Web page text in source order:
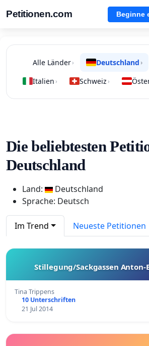
Petitionen.com Beginne
Alle Länder› Deutschland ›
Italien › Schweiz ›
Die beliebtesten
Deutschland
Land:
Deutschland
Sprache: Deutsch
Im Trend Neueste Petitionen
Stillegung/Sackgassen Anton-
Tina Trippens
10 Unterschriften
21 Jul 2014